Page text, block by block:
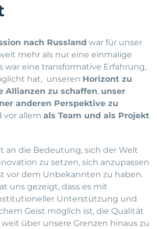
nach Russland war für unser
mehr als nur eine einmalige
war eine transformative Erfahrung,
hat, unseren Horizont zu
Allianzen zu schaffen, unser
anderen Perspektive zu
vor allem als Team und als Projekt
an die Bedeutung, sich der Welt
zu setzen, sich anzupassen
vor dem Unbekannten zu haben.
uns gezeigt, dass es mit
Unterstützung und
Geist möglich ist, die Qualität
über unsere Grenzen hinaus zu